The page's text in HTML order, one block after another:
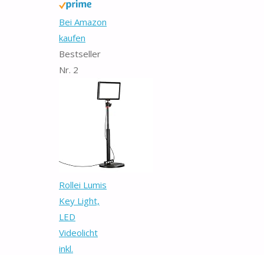
Bei Amazon
kaufen
Bestseller
Nr. 2
Rollei Lumis
Key Light,
LED
Videolicht
inkl.